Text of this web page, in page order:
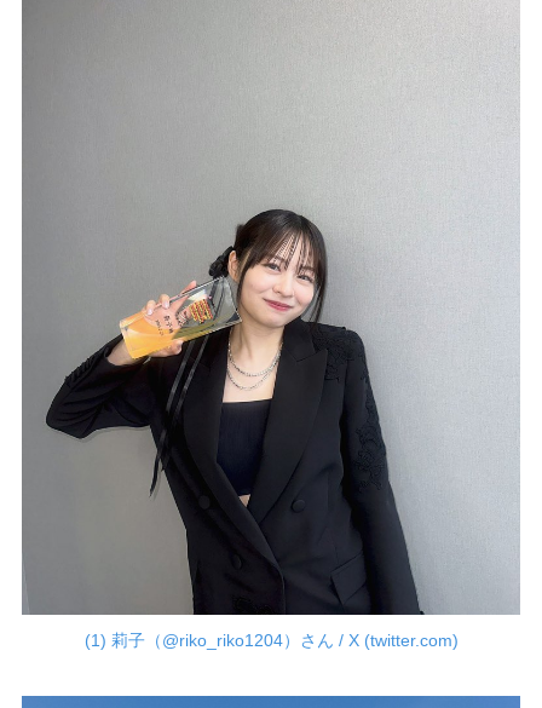
(1) 莉子（@riko_riko1204）さん / X (twitter.com)